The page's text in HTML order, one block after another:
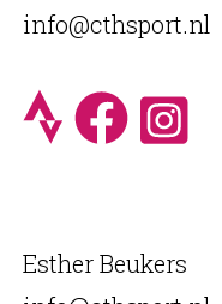
info@cthsport.nl
Esther Beukers